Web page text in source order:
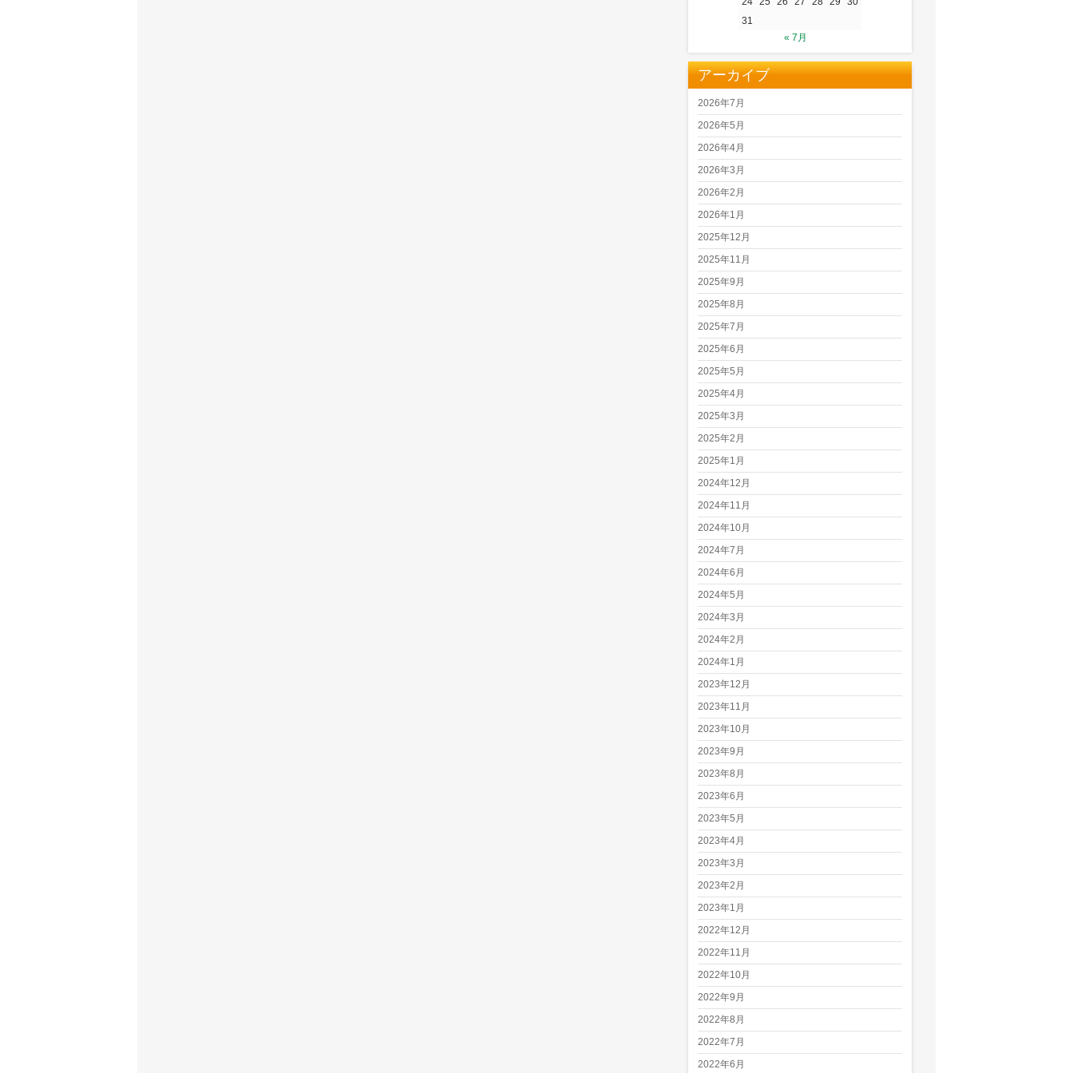
31
« 7月
アーカイブ
2026年7月
2026年5月
2026年4月
2026年3月
2026年2月
2026年1月
2025年12月
2025年11月
2025年9月
2025年8月
2025年7月
2025年6月
2025年5月
2025年4月
2025年3月
2025年2月
2025年1月
2024年12月
2024年11月
2024年10月
2024年7月
2024年6月
2024年5月
2024年3月
2024年2月
2024年1月
2023年12月
2023年11月
2023年10月
2023年9月
2023年8月
2023年6月
2023年5月
2023年4月
2023年3月
2023年2月
2023年1月
2022年12月
2022年11月
2022年10月
2022年9月
2022年8月
2022年7月
2022年6月